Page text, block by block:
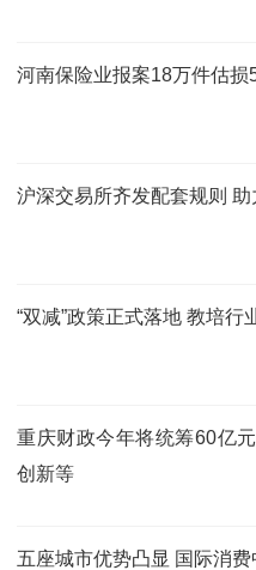
河南保险业报案18万件估
沪深交易所齐发配套规则
“双减”政策正式落地 教培
重庆财政今年将统筹60亿
创新等
五座城市优势凸显 国际消